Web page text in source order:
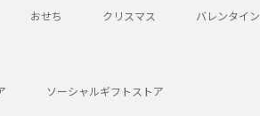
おせち クリスマス バレンタイン
ソーシャルギフトストア